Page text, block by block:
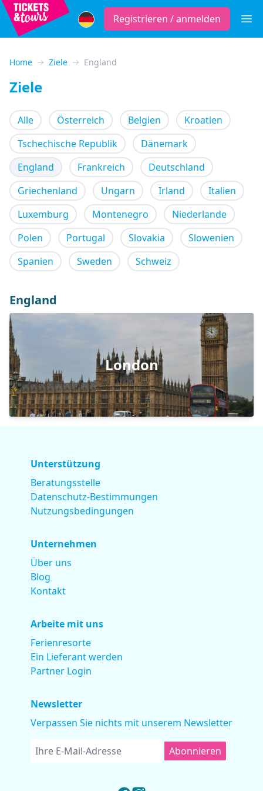
Registrieren / anmelden
Home Ziele England
Ziele
Alle Österreich Belgien
Kroatien
Tschechische Republik
Dänemark
England
Frankreich
Deutschland
Griechenland
Ungarn Irland
Italien
Luxemburg
Montenegro
Niederlande
Polen
Portugal Slovakia
Slowenien
Spanien
Sweden Schweiz
England
London
Unterstützung
Beratungsstelle
Datenschutz-Bestimmungen
Nutzungsbedingungen
Unternehmen
Über uns
Blog
Kontakt
Arbeite mit uns
Ferienresorte
Ein Lieferant werden
Partner Login
Newsletter
Verpassen Sie nichts mit unserem Newsletter
Abonnieren